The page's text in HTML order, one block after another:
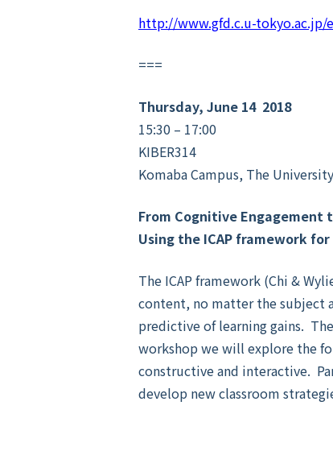
http://www.gfd.c.u-tokyo.ac.jp/
===
Thursday, June 14 2018
15:30 – 17:00
KIBER314
Komaba Campus, The
From Cognitive Engagement
Using the ICAP framework
The ICAP framework (Chi &
content, no matter the subject
predictive of learning gains.
workshop we will explore the
constructive and interactive.
develop new classroom